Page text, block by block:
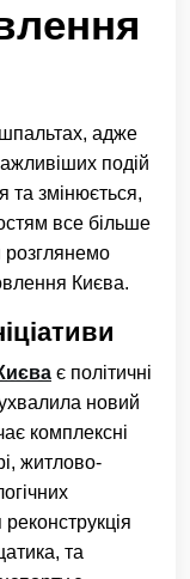
адже
подій
та змінюється,
все більше
розглянемо
Києва.
є політичні
новий
комплексні
житлово-
та